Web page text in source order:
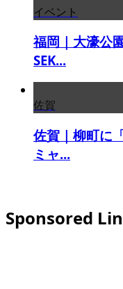
イベント
福岡｜大濠公
SEK...
佐賀
佐賀｜柳町に
ミャ...
Sponsored